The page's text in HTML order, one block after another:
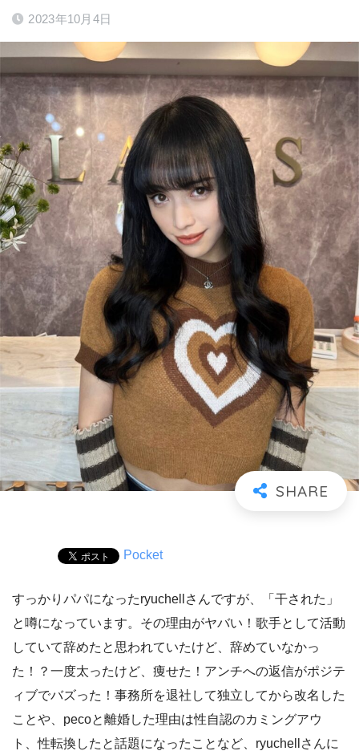
2023年10月4日
Pocket
すっかりパパになったryuchellさんですが、「干された」
と噂になっています。その理由がヤバい！歌手として活動
していて辞めたと思われていたけど、辞めていなかっ
た！？一度太ったけど、痩せた！アンチへの返信がポジテ
ィブでバズった！事務所を退社して独立してから改名した
ことや、pecoと離婚した理由は性自認のカミングアウ
ト、性転換したと話題になったことなど、ryuchellさんに